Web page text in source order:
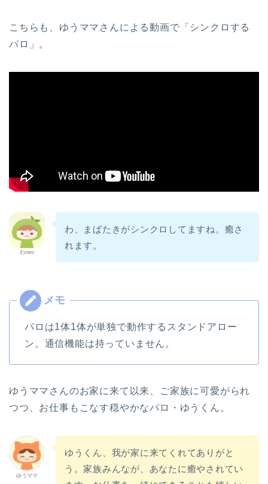
こちらも、ゆうママさんによる動画で「シンクロする
パロ」。
わneo
わ、まばたきがシンクロしてますね。癒さ
れます。
パロは1体1体が単独で動作するスタンドアロー
ン。通信機能は持っていません。
ゆうママさんのお家に来て以来、ご家族に可愛がられ
つつ、お仕事もこなす穏やかなパロ・ゆうくん。
ゆうママ
ゆうくん、我が家に来てくれてありがと
う。家族みんなが、あなたに癒やされてい